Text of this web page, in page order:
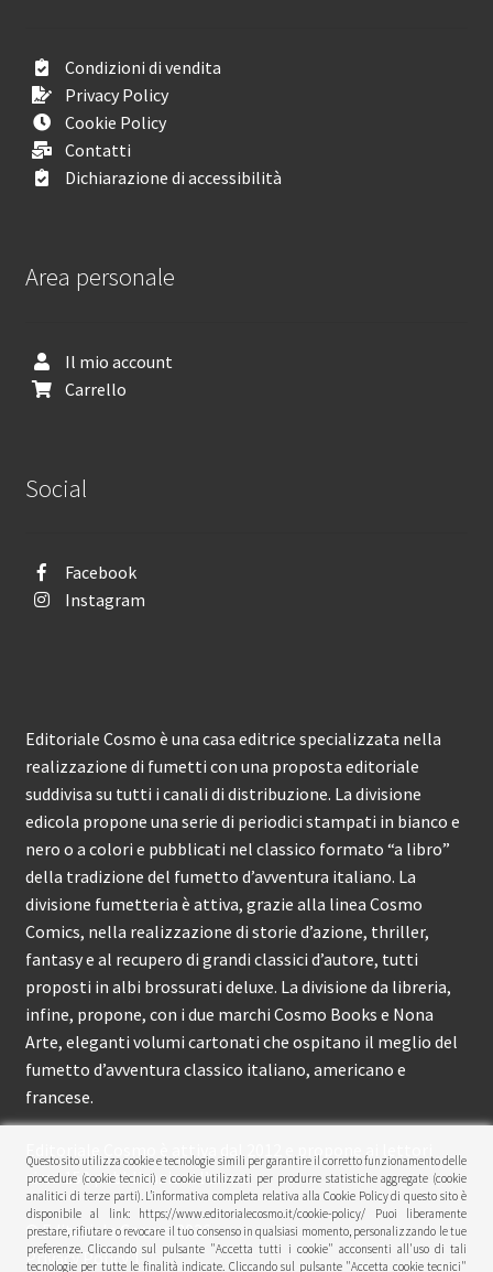
Condizioni di vendita
Privacy Policy
Cookie Policy
Contatti
Dichiarazione di accessibilità
Area personale
Il mio account
Carrello
Social
Facebook
Instagram
Editoriale Cosmo è una casa editrice specializzata nella
realizzazione di fumetti con una proposta editoriale
suddivisa su tutti i canali di distribuzione. La divisione
edicola propone una serie di periodici stampati in bianco e
nero o a colori e pubblicati nel classico formato “a libro”
della tradizione del fumetto d’avventura italiano. La
divisione fumetteria è attiva, grazie alla linea Cosmo
Comics, nella realizzazione di storie d’azione, thriller,
fantasy e al recupero di grandi classici d’autore, tutti
proposti in albi brossurati deluxe. La divisione da libreria,
infine, propone, con i due marchi Cosmo Books e Nona
Arte, eleganti volumi cartonati che ospitano il meglio del
fumetto d’avventura classico italiano, americano e
francese.
circa 150 pubblicazioni l’anno.
© Editoriale Cosmo 2026
Privacy Policy
Questo sito utilizza cookie e tecnologie simili per garantire il corretto funzionamento delle
procedure (cookie tecnici) e cookie utilizzati per produrre statistiche aggregate (cookie
analitici di terze parti). L’informativa completa relativa alla Cookie Policy di questo sito è
disponibile al link: https://www.editorialecosmo.it/cookie-policy/ Puoi liberamente
prestare, rifiutare o revocare il tuo consenso in qualsiasi momento, personalizzando le tue
preferenze. Cliccando sul pulsante "Accetta tutti i cookie" acconsenti all'uso di tali
tecnologie per tutte le finalità indicate. Cliccando sul pulsante "Accetta cookie tecnici"